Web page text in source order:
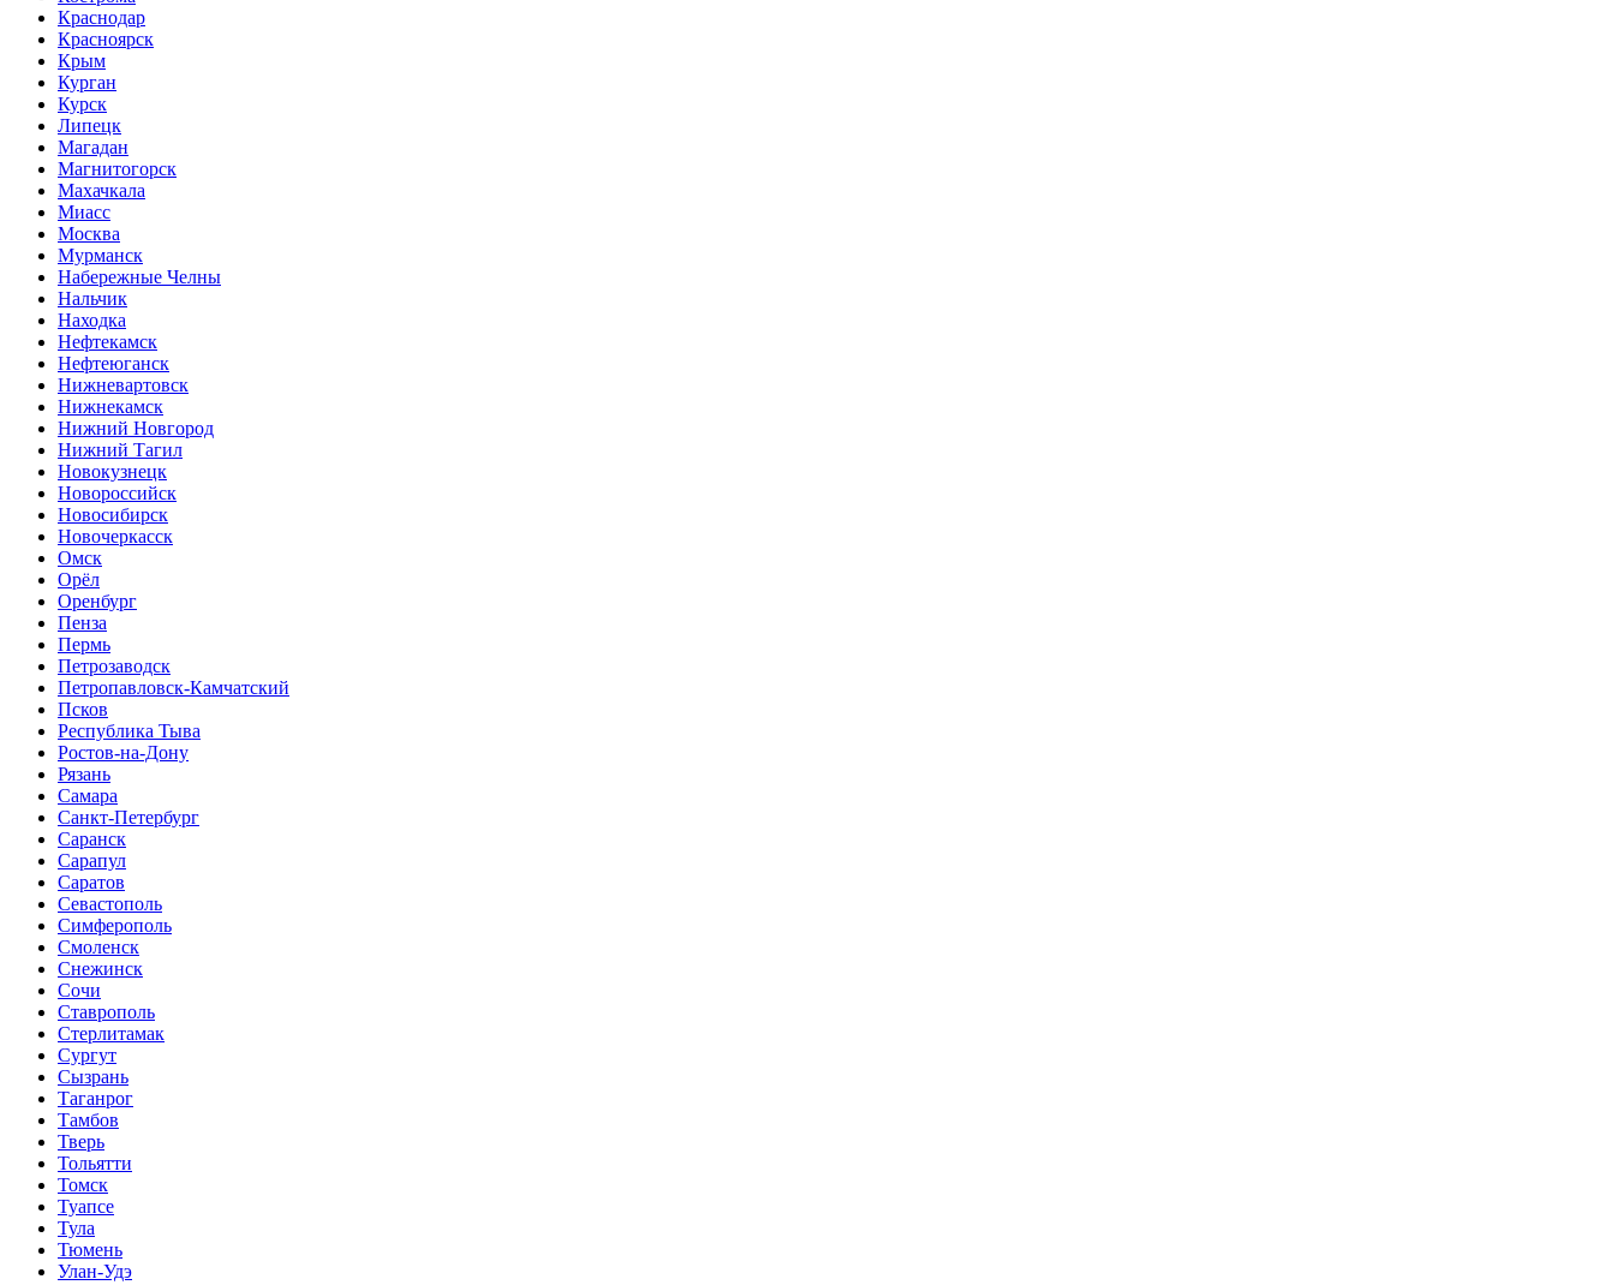
Краснодар
Красноярск
Крым
Курган
Курск
Липецк
Магадан
Магнитогорск
Махачкала
Миасс
Москва
Мурманск
Набережные Челны
Нальчик
Находка
Нефтекамск
Нефтеюганск
Нижневартовск
Нижнекамск
Нижний Новгород
Нижний Тагил
Новокузнецк
Новороссийск
Новосибирск
Новочеркасск
Омск
Орёл
Оренбург
Пенза
Пермь
Петрозаводск
Петропавловск-Камчатский
Псков
Республика Тыва
Ростов-на-Дону
Рязань
Самара
Санкт-Петербург
Саранск
Сарапул
Саратов
Севастополь
Симферополь
Смоленск
Снежинск
Сочи
Ставрополь
Стерлитамак
Сургут
Сызрань
Таганрог
Тамбов
Тверь
Тольятти
Томск
Туапсе
Тула
Тюмень
Улан-Удэ